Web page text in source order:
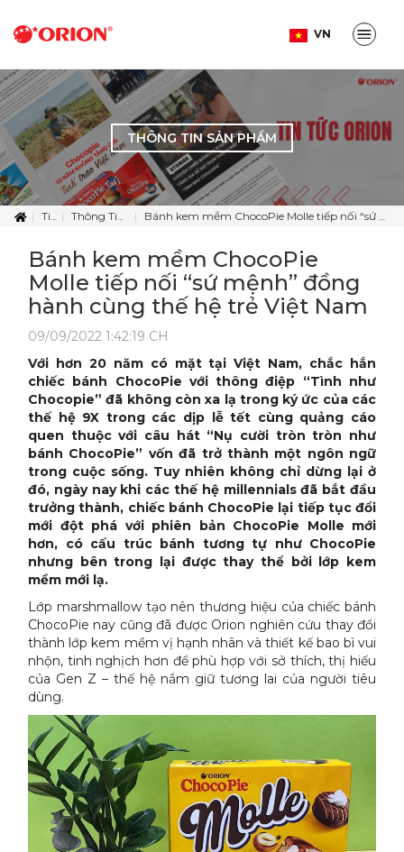
VN
THÔNG TIN SẢN PHẨM
Tin Tức Thông Tin Sản Phẩm Bánh kem mềm ChocoPie Molle tiếp nối “sứ mệnh” đồng hành cùng thế hệ trẻ Việt Nam
Bánh kem mềm ChocoPie
Molle tiếp nối “sứ mệnh” đồng
hành cùng thế hệ trẻ Việt Nam
09/09/2022 1:42:19 CH
Với hơn 20 năm có mặt tại Việt Nam, chắc hắn
chiếc bánh ChocoPie với thông điệp “Tình như
Chocopie” đã không còn xa lạ trong ký ức của các
thế hệ 9X trong các dịp lễ tết cùng quảng cáo
quen thuộc với câu hát “Nụ cười tròn tròn như
bánh ChocoPie” vốn đã trở thành một ngôn ngữ
trong cuộc sống. Tuy nhiên không chỉ dừng lại ở
đó, ngày nay khi các thế hệ millennials đã bắt đầu
trưởng thành, chiếc bánh ChocoPie lại tiếp tục đổi
mới đột phá với phiên bản ChocoPie Molle mới
hơn, có cấu trúc bánh tương tự như ChocoPie
nhưng bên trong lại được thay thể bởi lớp kem
mềm mới lạ.
Lớp marshmallow tạo nên thương hiệu của chiếc bánh
ChocoPie nay cũng đã được Orion nghiên cứu thay đổi
thành lớp kem mềm vị hạnh nhân và thiết kế bao bì vui
nhộn, tinh nghịch hơn để phù hợp với sở thích, thị hiếu
của Gen Z – thế hệ nắm giữ tương lai của người tiêu
dùng.